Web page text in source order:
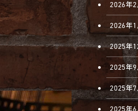
2026年2
2026年1
2025年
2025年9
2025年7
2025年6